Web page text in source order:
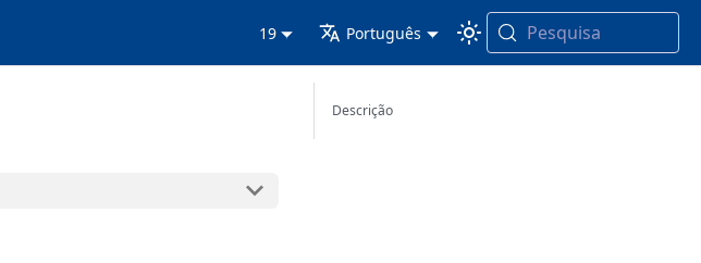
19 Português Pesquisa
Descrição